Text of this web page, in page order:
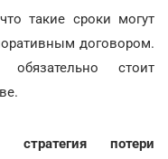
такие сроки могут
договором.
стоит
потери